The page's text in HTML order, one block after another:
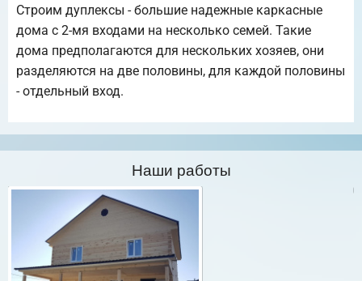
Строим дуплексы - большие надежные каркасные
дома с 2-мя входами на несколько семей. Такие
дома предполагаются для нескольких хозяев, они
разделяются на две половины, для каждой половины
- отдельный вход.
Наши работы